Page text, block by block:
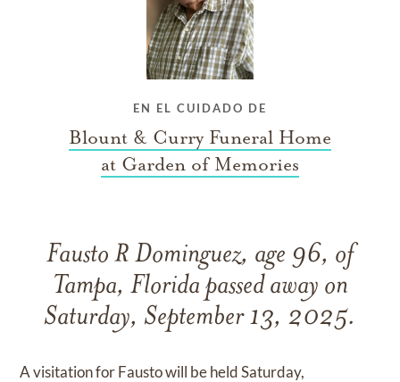
EN EL CUIDADO DE
Blount & Curry Funeral Home
at Garden of Memories
Fausto R Dominguez, age 96, of
Tampa, Florida passed away on
Saturday, September 13, 2025.
A visitation for Fausto will be held Saturday,